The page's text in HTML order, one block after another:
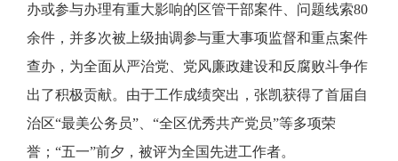
办或参与办理有重大影响的区管干部案件、问题线索80
余件，并多次被上级抽调参与重大事项监督和重点案件
查办，为全面从严治党、党风廉政建设和反腐败斗争作
出了积极贡献。由于工作成绩突出，张凯获得了首届自
治区“最美公务员”、“全区优秀共产党员”等多项荣
誉；“五一”前夕，被评为全国先进工作者。